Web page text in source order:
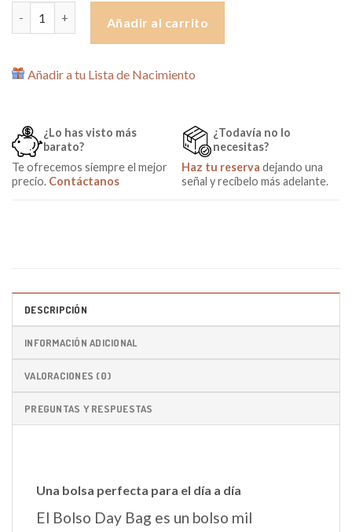
Añadir al carrito
Añadir a tu Lista de Nacimiento
¿Lo has visto más
barato?
Te ofrecemos siempre el mejor
precio. Contáctanos
¿Todavía no lo
necesitas?
Haz tu reserva dejando una
señal y recíbelo más adelante.
DESCRIPCIÓN
INFORMACIÓN ADICIONAL
VALORACIONES (0)
PREGUNTAS Y RESPUESTAS
Una bolsa perfecta para el día a día
El Bolso Day Bag es un bolso mil